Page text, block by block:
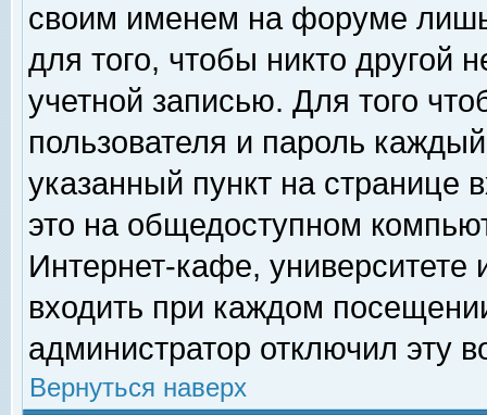
своим именем на форуме
для того, чтобы никто другой
учетной записью. Для того
пользователя и пароль
указанный пункт на
это на общедоступном
Интернет-кафе, университете
входить при каждом
администратор отключил эту
Вернуться наверх